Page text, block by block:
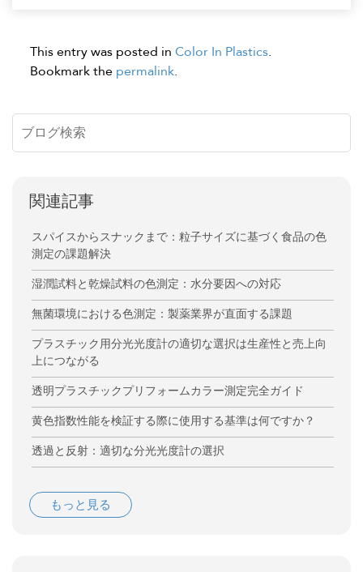
This entry was posted in Color In Plastics.
Bookmark the permalink.
関連記事
スパイスからスナックまで：粒子サイズに基づく食品の色
測定の課題解決
湿潤試料と乾燥試料の色測定：水分要因への対応
無菌環境における色測定：製薬業界が直面する課題
プラスチック用分光光度計の適切な選択は生産性と売上向
上につながる
透明プラスチックプリフォームカラー測定完全ガイド
黄色指数性能を検証する際に使用する基準は何ですか？
透過と反射：適切な分光光度計の選択
もっと見る